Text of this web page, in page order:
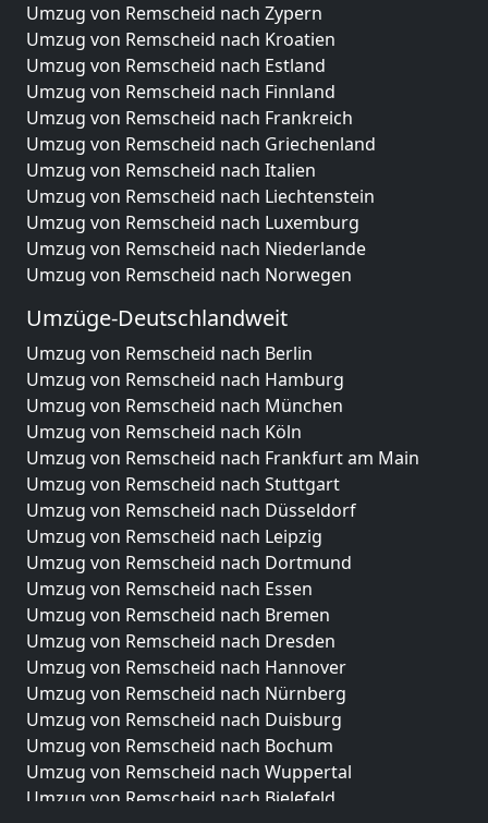
Umzug von Remscheid nach Zypern
Umzug von Remscheid nach Kroatien
Umzug von Remscheid nach Estland
Umzug von Remscheid nach Finnland
Umzug von Remscheid nach Frankreich
Umzug von Remscheid nach Griechenland
Umzug von Remscheid nach Italien
Umzug von Remscheid nach Liechtenstein
Umzug von Remscheid nach Luxemburg
Umzug von Remscheid nach Niederlande
Umzug von Remscheid nach Norwegen
Umzüge-Deutschlandweit
Umzug von Remscheid nach Berlin
Umzug von Remscheid nach Hamburg
Umzug von Remscheid nach München
Umzug von Remscheid nach Köln
Umzug von Remscheid nach Frankfurt am Main
Umzug von Remscheid nach Stuttgart
Umzug von Remscheid nach Düsseldorf
Umzug von Remscheid nach Leipzig
Umzug von Remscheid nach Dortmund
Umzug von Remscheid nach Essen
Umzug von Remscheid nach Bremen
Umzug von Remscheid nach Dresden
Umzug von Remscheid nach Hannover
Umzug von Remscheid nach Nürnberg
Umzug von Remscheid nach Duisburg
Umzug von Remscheid nach Bochum
Umzug von Remscheid nach Wuppertal
Umzug von Remscheid nach Bielefeld